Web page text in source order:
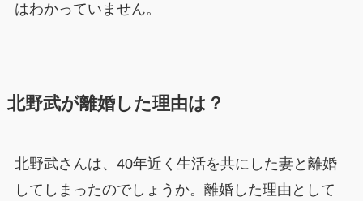
はわかっていません。
北野武が離婚した理由は？
北野武さんは、40年近く生活を共にした妻と離婚
してしまったのでしょうか。離婚した理由として